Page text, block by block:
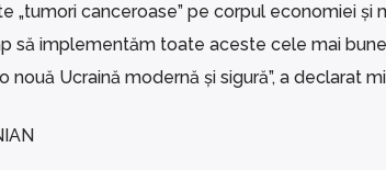
„tumori canceroase” pe corpul economiei
să implementăm toate aceste cele mai
nouă Ucraină modernă și sigură”, a declarat